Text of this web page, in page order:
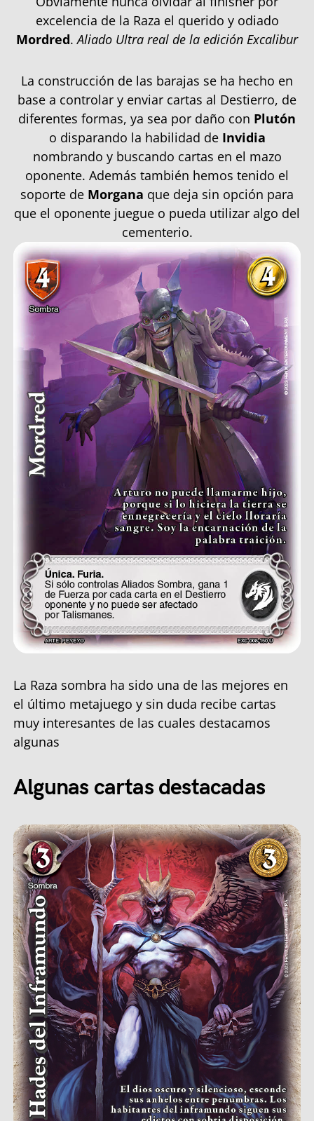
excelencia de la Raza el querido y odiado
Mordred.Aliado Ultra real de la edición Excalibur
La construcción de las barajas se ha hecho en
base a controlar y enviar cartas al Destierro, de
diferentes formas, ya sea por daño con Plutón
o disparando la habilidad de Invidia
nombrando y buscando cartas en el mazo
oponente. Además también hemos tenido el
soporte de Morgana que deja sin opción para
que el oponente juegue o pueda utilizar algo del
cementerio.
La Raza sombra ha sido una de las mejores en
el último metajuego y sin duda recibe cartas
muy interesantes de las cuales destacamos
algunas
Algunas cartas destacadas